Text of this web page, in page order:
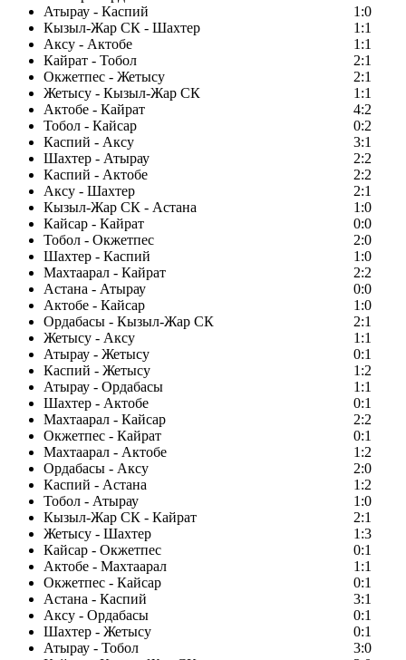
Атырау - Каспий
1:0
Кызыл-Жар СК - Шахтер
1:1
Аксу - Актобе
1:1
Кайрат - Тобол
2:1
Окжетпес - Жетысу
2:1
Жетысу - Кызыл-Жар СК
1:1
Актобе - Кайрат
4:2
Тобол - Кайсар
0:2
Каспий - Аксу
3:1
Шахтер - Атырау
2:2
Каспий - Актобе
2:2
Аксу - Шахтер
2:1
Кызыл-Жар СК - Астана
1:0
Кайсар - Кайрат
0:0
Тобол - Окжетпес
2:0
Шахтер - Каспий
1:0
Махтаарал - Кайрат
2:2
Астана - Атырау
0:0
Актобе - Кайсар
1:0
Ордабасы - Кызыл-Жар СК
2:1
Жетысу - Аксу
1:1
Атырау - Жетысу
0:1
Каспий - Жетысу
1:2
Атырау - Ордабасы
1:1
Шахтер - Актобе
0:1
Махтаарал - Кайсар
2:2
Окжетпес - Кайрат
0:1
Махтаарал - Актобе
1:2
Ордабасы - Аксу
2:0
Каспий - Астана
1:2
Тобол - Атырау
1:0
Кызыл-Жар СК - Кайрат
2:1
Жетысу - Шахтер
1:3
Кайсар - Окжетпес
0:1
Актобе - Махтаарал
1:1
Окжетпес - Кайсар
0:1
Астана - Каспий
3:1
Аксу - Ордабасы
0:1
Шахтер - Жетысу
0:1
Атырау - Тобол
3:0